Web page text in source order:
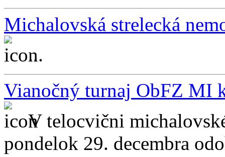
Michalovská strelecká
...
Vianočný turnaj ObFZ MI
V telocvični
pondelok 29. decembra